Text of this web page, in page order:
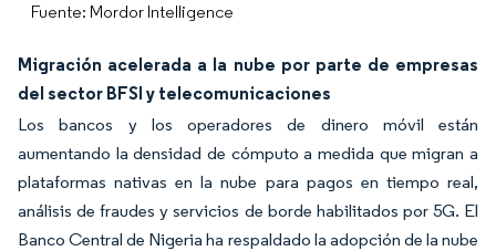
Fuente: Mordor Intelligence
Migración acelerada a la nube por parte de empresas
del sector BFSI y telecomunicaciones
Los bancos y los operadores de dinero móvil están
aumentando la densidad de cómputo a medida que migran a
plataformas nativas en la nube para pagos en tiempo real,
análisis de fraudes y servicios de borde habilitados por 5G. El
Banco Central de Nigeria ha respaldado la adopción de la nube